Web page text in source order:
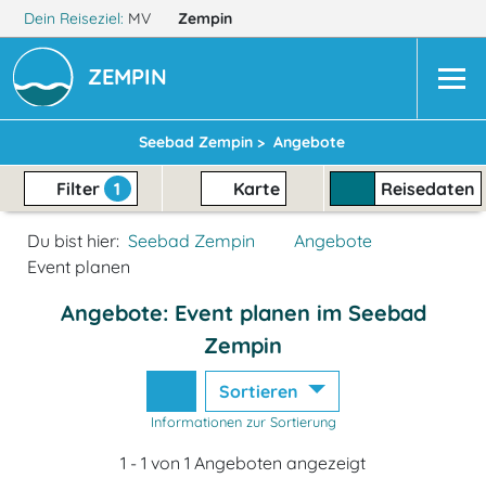
Dein Reiseziel: MV Zempin
ZEMPIN
Seebad Zempin > Angebote
Filter 1 Karte Reisedaten
Du bist hier: Seebad Zempin
Angebote
Event planen
Angebote: Event planen im Seebad
Zempin
Sortieren
Informationen zur Sortierung
1 - 1 von 1 Angeboten angezeigt